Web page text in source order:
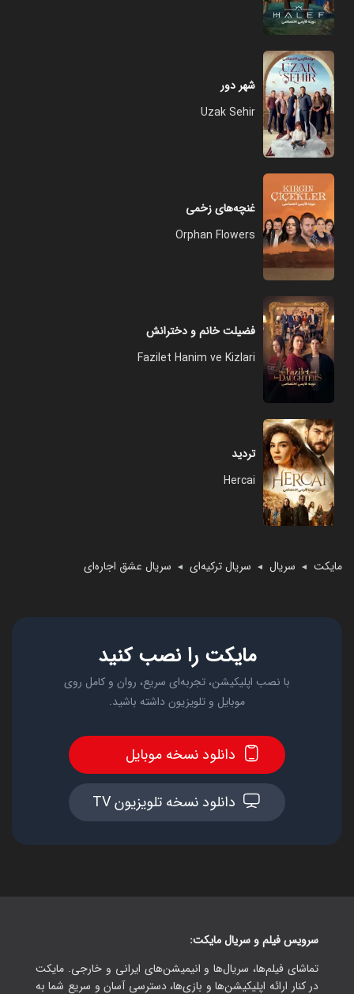
شهر دور
Uzak Sehir
غنچه‌های زخمی
Orphan Flowers
فضیلت خانم و دخترانش
Fazilet Hanim ve Kizlari
تردید
Hercai
مایکت ◄ سریال ◄ سریال ترکیه‌ای ◄ سریال عشق اجاره‌ای
مایکت را نصب کنید
با نصب اپلیکیشن، تجربه‌ای سریع، روان و کامل روی
موبایل و تلویزیون داشته باشید.
دانلود نسخه موبایل
دانلود نسخه تلویزیون TV
سرویس فیلم و سریال مایکت:
تماشای فیلم‌ها، سریال‌ها و انیمیشن‌های ایرانی و خارجی. مایکت
در کنار ارائه اپلیکیشن‌ها و بازی‌ها، دسترسی آسان و سریع شما به